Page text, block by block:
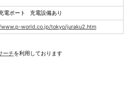
電ポート 充電設備あり
world.co.jp/tokyo/juraku2.htm
ーチを利用しております